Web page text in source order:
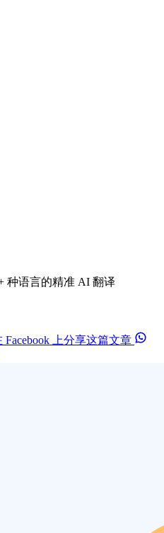
种语言的精准 AI 翻译
Facebook 上分享这篇文章